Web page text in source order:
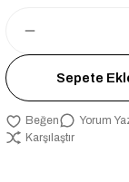
Sepete
Yorum
Karşılaştır